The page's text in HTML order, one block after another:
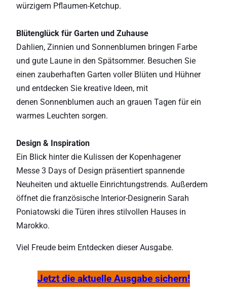
würzigem Pflaumen-Ketchup.
Blütenglück für Garten und Zuhause
Dahlien, Zinnien und Sonnenblumen bringen Farbe
und gute Laune in den Spätsommer. Besuchen Sie
einen zauberhaften Garten voller Blüten und Hühner
und entdecken Sie kreative Ideen, mit
denen Sonnenblumen auch an grauen Tagen für ein
warmes Leuchten sorgen.
Design & Inspiration
Ein Blick hinter die Kulissen der Kopenhagener
Messe 3 Days of Design präsentiert spannende
Neuheiten und aktuelle Einrichtungstrends. Außerdem
öffnet die französische Interior-Designerin Sarah
Poniatowski die Türen ihres stilvollen Hauses in
Marokko.
Viel Freude beim Entdecken dieser Ausgabe.
Jetzt die aktuelle Ausgabe sichern!